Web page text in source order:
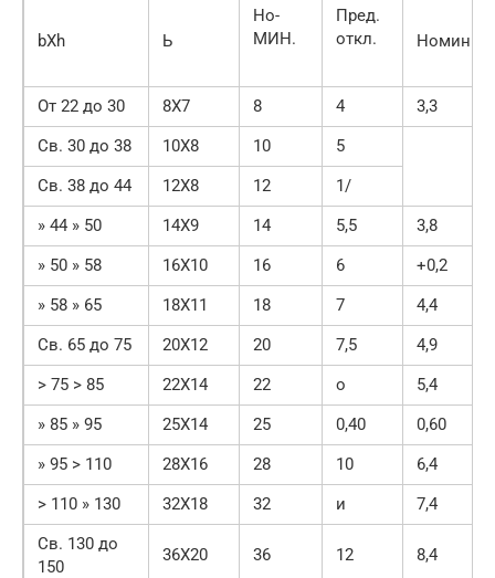
bXh Ь
Но-
МИН.
Пред.
откл.
Номин.
От 22 до 30 8X7 8 4
3,3
Св. 30 до 38
10X8 10
5
Св. 38 до 44
12X8 12
1/
» 44 » 50
14X9 14 5,5
3,8
» 50 » 58
16X10 16 6
+0,2
» 58 » 65
18X11 18 7
4,4
Св. 65 до 75
20X12 20 7,5
4,9
> 75 > 85
22X14 22 о
5,4
» 85 » 95
25X14 25 0,40
0,60
» 95 > 110
28X16 28 10
6,4
> 110 » 130
32X18 32 и
7,4
Св. 130 до
150
36X20 36 12 8,4